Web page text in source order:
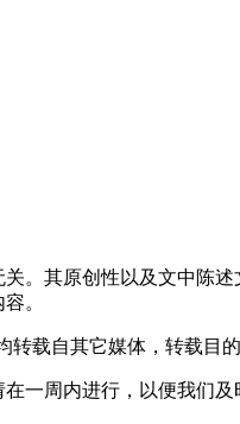
。其原创性以及文中陈
。
载自其它媒体，转载目
周内进行，以便我们及